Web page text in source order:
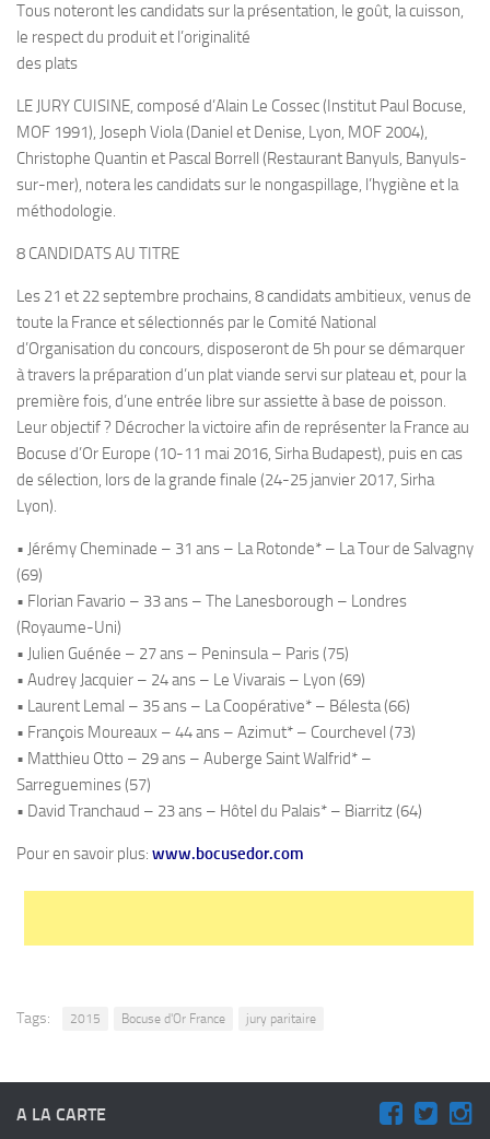
Tous noteront les candidats sur la présentation, le goût, la cuisson,
le respect du produit et l’originalité
des plats
LE JURY CUISINE, composé d’Alain Le Cossec (Institut Paul Bocuse,
MOF 1991), Joseph Viola (Daniel et Denise, Lyon, MOF 2004),
Christophe Quantin et Pascal Borrell (Restaurant Banyuls, Banyuls-
sur-mer), notera les candidats sur le nongaspillage, l’hygiène et la
méthodologie.
8 CANDIDATS AU TITRE
Les 21 et 22 septembre prochains, 8 candidats ambitieux, venus de
toute la France et sélectionnés par le Comité National
d’Organisation du concours, disposeront de 5h pour se démarquer
à travers la préparation d’un plat viande servi sur plateau et, pour la
première fois, d’une entrée libre sur assiette à base de poisson.
Leur objectif ? Décrocher la victoire afin de représenter la France au
Bocuse d’Or Europe (10-11 mai 2016, Sirha Budapest), puis en cas
de sélection, lors de la grande finale (24-25 janvier 2017, Sirha
Lyon).
• Jérémy Cheminade – 31 ans – La Rotonde* – La Tour de Salvagny
(69)
• Florian Favario – 33 ans – The Lanesborough – Londres
(Royaume-Uni)
• Julien Guénée – 27 ans – Peninsula – Paris (75)
• Audrey Jacquier – 24 ans – Le Vivarais – Lyon (69)
• Laurent Lemal – 35 ans – La Coopérative* – Bélesta (66)
• François Moureaux – 44 ans – Azimut* – Courchevel (73)
• Matthieu Otto – 29 ans – Auberge Saint Walfrid* –
Sarreguemines (57)
• David Tranchaud – 23 ans – Hôtel du Palais* – Biarritz (64)
Pour en savoir plus: www.bocusedor.com
Tags: 2015 Bocuse d'Or France jury paritaire
A LA CARTE